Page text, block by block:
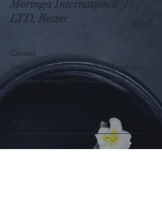
Moringa International (P)
LTD, Better
Contact
Email:
moringainternationalltd@gmail.com
Customer service: +91 9442092686
FAQ